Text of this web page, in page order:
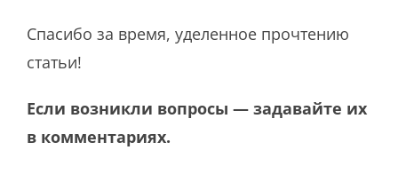
Спасибо за время, уделенное прочтению
статьи!
Если возникли вопросы — задавайте их
в комментариях.